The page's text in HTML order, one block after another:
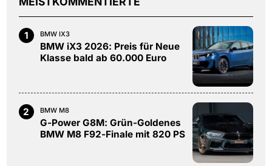
1 BMW IX3
BMW iX3 2026: Preis für Neue
Klasse bald ab 60.000 Euro
2 BMW M8
G-Power G8M: Grün-Goldenes
BMW M8 F92-Finale mit 820 PS